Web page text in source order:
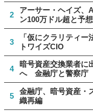
2
アーサー・ヘイズ、
ン100万ドル超と予想
3
「仮にクラリティ
トワイズCIO
4
暗号資産交換業者に
へ 金融庁と警察庁
5
金融庁、暗号資産・
織再編